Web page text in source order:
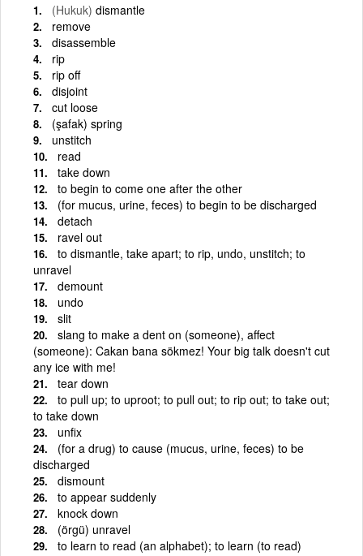
(Hukuk) dismantle
remove
disassemble
rip
rip off
disjoint
cut loose
(şafak) spring
unstitch
read
take down
to begin to come one after the other
(for mucus, urine, feces) to begin to be discharged
detach
ravel out
to dismantle, take apart; to rip, undo, unstitch; to
unravel
demount
undo
slit
slang to make a dent on (someone), affect
(someone): Cakan bana sökmez! Your big talk doesn't cut
any ice with me!
tear down
to pull up; to uproot; to pull out; to rip out; to take out;
to take down
unfix
(for a drug) to cause (mucus, urine, feces) to be
discharged
dismount
to appear suddenly
knock down
(örgü) unravel
to learn to read (an alphabet); to learn (to read)